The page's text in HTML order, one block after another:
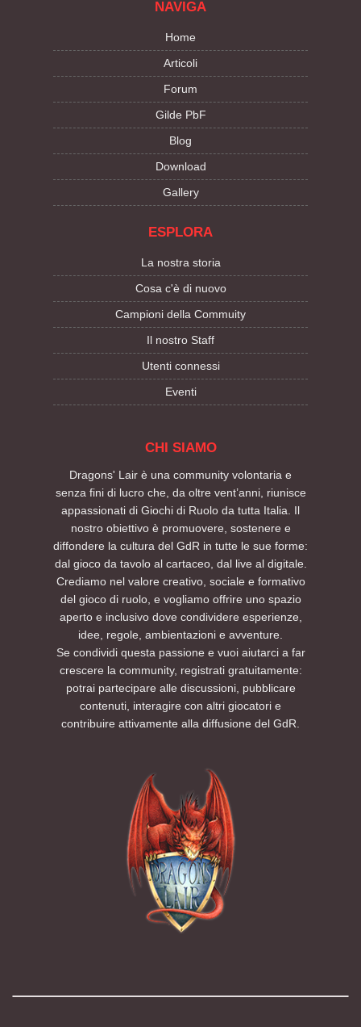
NAVIGA
Home
Articoli
Forum
Gilde PbF
Blog
Download
Gallery
ESPLORA
La nostra storia
Cosa c'è di nuovo
Campioni della Commuity
Il nostro Staff
Utenti connessi
Eventi
CHI SIAMO
Dragons' Lair è una community volontaria e
senza fini di lucro che, da oltre vent’anni, riunisce
appassionati di Giochi di Ruolo da tutta Italia. Il
nostro obiettivo è promuovere, sostenere e
diffondere la cultura del GdR in tutte le sue forme:
dal gioco da tavolo al cartaceo, dal live al digitale.
Crediamo nel valore creativo, sociale e formativo
del gioco di ruolo, e vogliamo offrire uno spazio
aperto e inclusivo dove condividere esperienze,
idee, regole, ambientazioni e avventure.
Se condividi questa passione e vuoi aiutarci a far
crescere la community, registrati gratuitamente:
potrai partecipare alle discussioni, pubblicare
contenuti, interagire con altri giocatori e
contribuire attivamente alla diffusione del GdR.